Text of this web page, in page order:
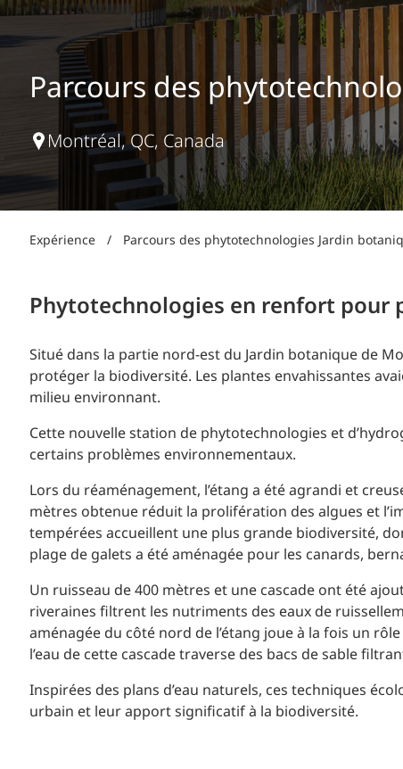
Production d’électricité + énergies renouvelables
Transport + distribution d’électricité
Biocarburants + valorisation énergétique des
déchets
EAU + DÉCHETS
INFRASTRUCTURES
RÉALISATION DE PROJETS + PROGRAMMES
OPÉRATIONS
Parcours des
Montréal, QC, Canada
Expérience / Parcours des phytotechnologies Jardin
Phytotechnologies en renfort pour
Situé dans la partie nord-est du Jardin botanique de
protéger la biodiversité. Les plantes envahissantes
milieu environnant.
Cette nouvelle station de phytotechnologies et
certains problèmes environnementaux.
Lors du réaménagement, l’étang a été agrandi et
mètres obtenue réduit la prolifération des algues et
tempérées accueillent une plus grande biodiversité,
plage de galets a été aménagée pour les canards,
Un ruisseau de 400 mètres et une cascade ont été
riveraines filtrent les nutriments des eaux de
aménagée du côté nord de l’étang joue à la fois un
l’eau de cette cascade traverse des bacs de sable
Inspirées des plans d’eau naturels, ces techniques
urbain et leur apport significatif à la biodiversité.